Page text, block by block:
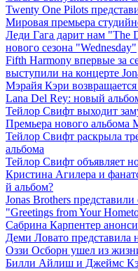
Twenty One Pilots
Мировая премьера
Леди Гага дарит нам
нового сезона "Wednesday"
Fifth Harmony впервые за
выступили на концерте
Мэрайя Кэри
Lana Del Rey: новый
Тейлор Свифт выходит
Премьера нового
Тейлор Свифт раскрыла
альбома
Тейлор Свифт объявляет
Кристина Агилера и
й альбом?
Jonas Brothers
"Greetings from Your
Сабрина Карпентер
Деми Ловато
Оззи Осборн ушел из
Билли Айлиш и Джеймс